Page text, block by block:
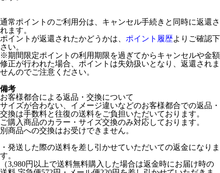
通常ポイントのご利用分は、キャンセル手続きと同時に返還さ
れます。
ポイントが返還されたかどうかは、 ポイント履歴よりご確認下
さい。
※期間限定ポイントの利用期限を過ぎてからキャンセルや金額
修正が行われた場合、ポイントは失効扱いとなり、返還されま
せんのでご注意ください。
備考
お客様都合による返品・交換について
サイズが合わない、イメージ違いなどのお客様都合での返品・
交換は手数料と往復の送料をご負担いただいております。
ご購入商品のカラー・サイズ交換のみ対応しております。
別商品への交換はお受けできません。
・発送した際の送料を差し引かせていただいての返金になりま
す。
（3,980円以上で送料無料購入した場合は返金時にお届け時の